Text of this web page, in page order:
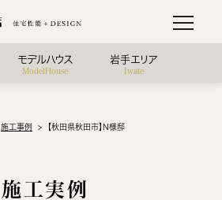
モデルハウス
ModelHouse
岩手エリア
Iwate
施工事例 【秋田県秋田市】N様邸
施工実例